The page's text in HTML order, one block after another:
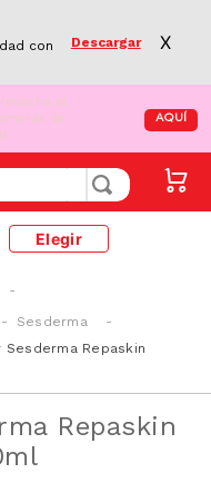
con
Descargar X
el
de
AQUÍ
Elegir
Sesderma
Repaskin
Repaskin